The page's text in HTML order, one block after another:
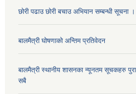
छोरी पढाउ छोरी बचाउ अभियान सम्बन्धी सूचना ।
बालमैत्री घोषणाको अन्तिम प्रतिवेदन
बालमैत्री स्थानीय शासनका न्यूनतम सूचकहरु पुरा
सबै